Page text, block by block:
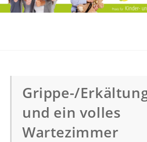
Grippe-/
und ein volles
Wartezimmer